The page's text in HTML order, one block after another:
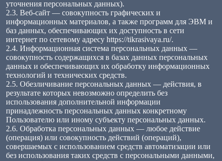
уточнения персональных данных).
2.3. Веб-сайт — совокупность графических и
информационных материалов, а также программ для ЭВМ и
баз данных, обеспечивающих их доступность в сети
интернет по сетевому адресу https://tikrasivaya.ru/.
2.4. Информационная система персональных данных —
совокупность содержащихся в базах данных персональных
данных и обеспечивающих их обработку информационных
технологий и технических средств.
2.5. Обезличивание персональных данных — действия, в
результате которых невозможно определить без
использования дополнительной информации
принадлежность персональных данных конкретному
Пользователю или иному субъекту персональных данных.
2.6. Обработка персональных данных — любое действие
(операция) или совокупность действий (операций),
совершаемых с использованием средств автоматизации или
без использования таких средств с персональными данными,